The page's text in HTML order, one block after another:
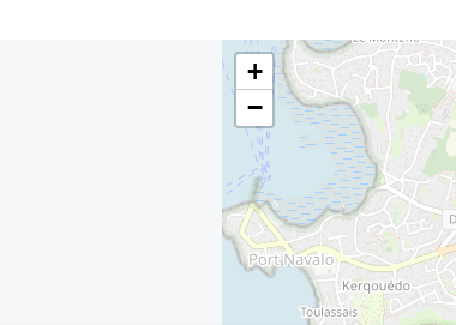
+
−